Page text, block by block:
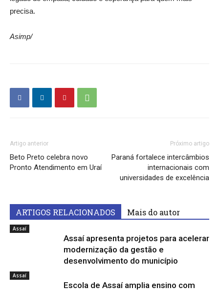
precisa.
Asimp/
Artigo anterior
Beto Preto celebra novo
Pronto Atendimento em Uraí
Próximo artigo
Paraná fortalece intercâmbios
internacionais com
universidades de excelência
ARTIGOS RELACIONADOS Mais do autor
Assaí
Assaí apresenta projetos para acelerar
modernização da gestão e
desenvolvimento do município
Assaí
Escola de Assaí amplia ensino com